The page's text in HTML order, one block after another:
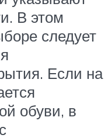
В этом
следует
Если на
обуви, в